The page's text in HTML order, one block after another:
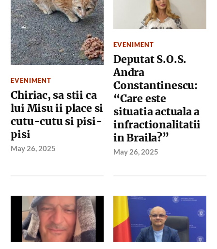
EVENIMENT
Chiriac, sa stii ca
lui Misu ii place si
cutu-cutu si pisi-
pisi
May 26, 2025
EVENIMENT
Deputat S.O.S.
Andra
Constantinescu:
“Care este
situatia actuala a
infractionalitatii
in Braila?”
May 26, 2025